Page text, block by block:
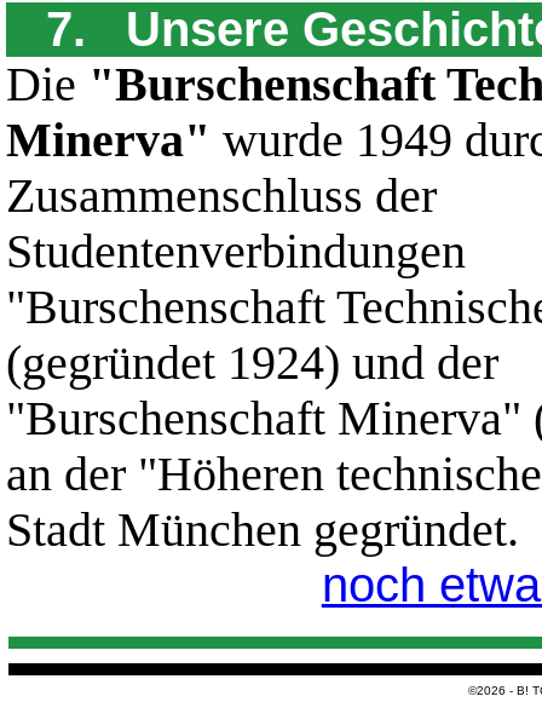
7. Unsere
Die "Burschenschaft
Minerva" wurde 1949
Zusammenschluss der
Studentenverbindungen
"Burschenschaft
(gegründet 1924) und der
"Burschenschaft Minerva"
an der "Höheren
Stadt München gegründet.
noch
©2026 - B!